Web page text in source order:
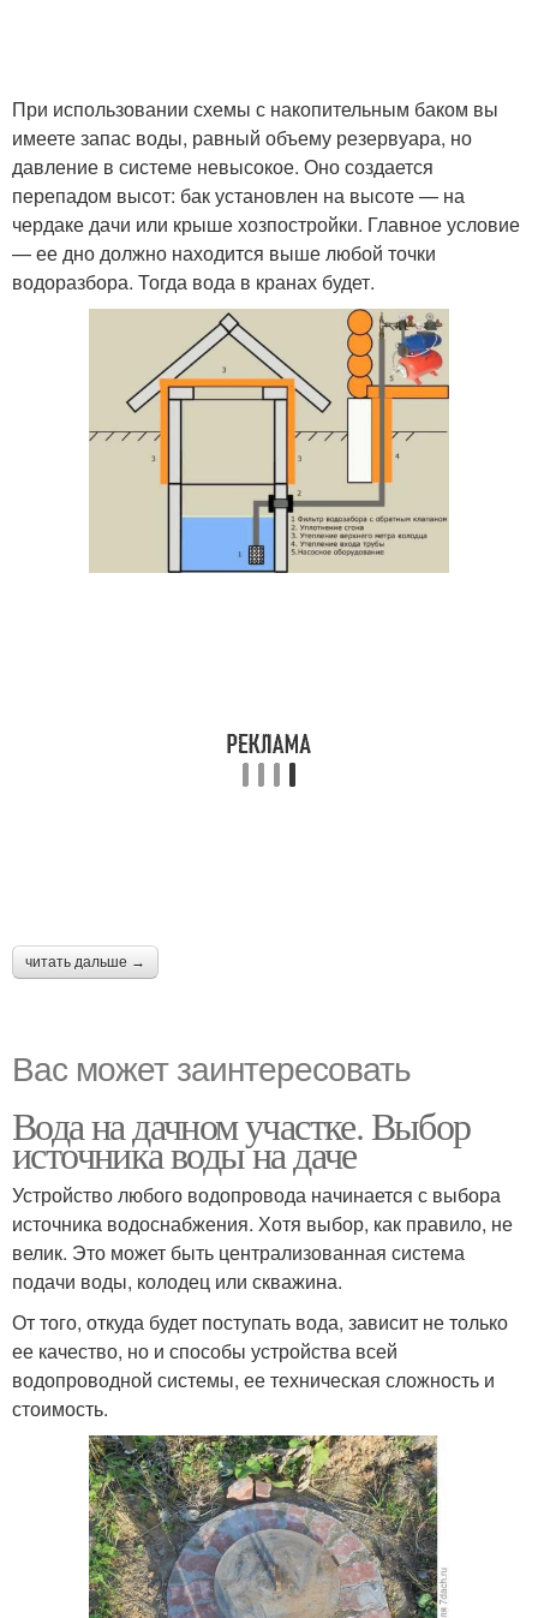
При использовании схемы с накопительным баком вы
имеете запас воды, равный объему резервуара, но
давление в системе невысокое. Оно создается
перепадом высот: бак установлен на высоте — на
чердаке дачи или крыше хозпостройки. Главное условие
— ее дно должно находится выше любой точки
водоразбора. Тогда вода в кранах будет.
читать дальше →
Вас может заинтересовать
Вода на дачном участке. Выбор
источника воды на даче
Устройство любого водопровода начинается с выбора
источника водоснабжения. Хотя выбор, как правило, не
велик. Это может быть централизованная система
подачи воды, колодец или скважина.
От того, откуда будет поступать вода, зависит не только
ее качество, но и способы устройства всей
водопроводной системы, ее техническая сложность и
стоимость.